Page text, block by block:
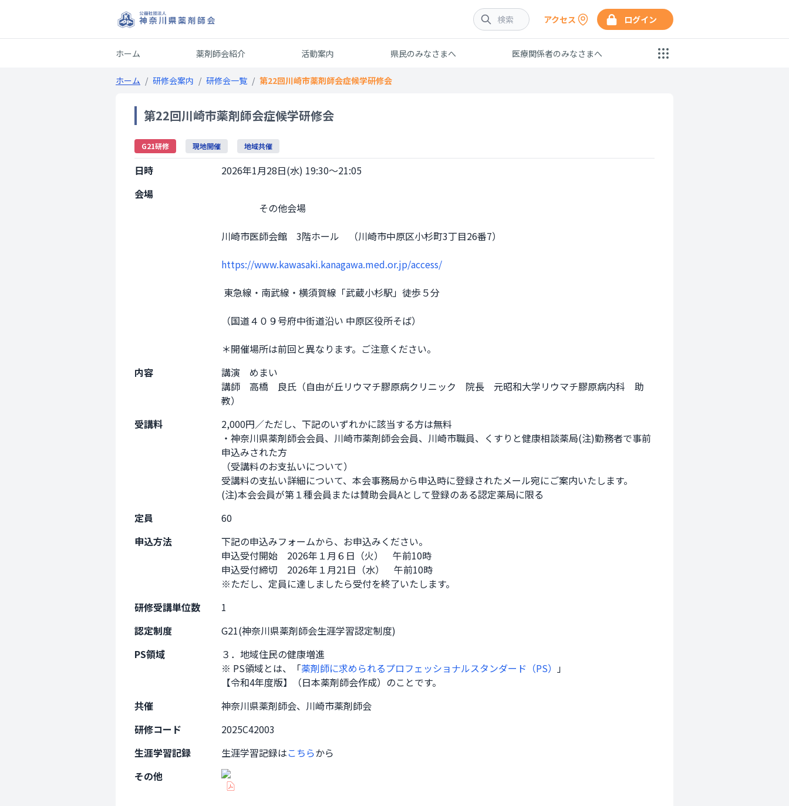
アクセス ログイン
ホーム 薬剤師会紹介 活動案内 県民のみなさまへ 医療関係者のみなさまへ
ホーム / 研修会案内 / 研修会一覧 / 第22回川崎市薬剤師会症候学研修会
第22回川崎市薬剤師会症候学研修会
G21研修 現地開催 地域共催
日時
2026年1月28日(水) 19:30～21:05
会場
川崎市医師会館　3階ホール　（川崎市中原区小杉町3丁目26番7）
https://www.kawasaki.kanagawa.med.or.jp/access/
東急線・南武線・横須賀線「武蔵小杉駅」徒歩５分
（国道４０９号府中街道沿い 中原区役所そば）
＊開催場所は前回と異なります。ご注意ください。
内容
講演　めまい
講師　高橋　良氏（自由が丘リウマチ膠原病クリニック　院長　元昭和大学リウマチ膠原病内科　助
教）
受講料
2,000円／ただし、下記のいずれかに該当する方は無料
・神奈川県薬剤師会会員、川崎市薬剤師会会員、川崎市職員、くすりと健康相談薬局(注)勤務者で事前
申込みされた方
（受講料のお支払いについて）
受講料の支払い詳細について、本会事務局から申込時に登録されたメール宛にご案内いたします。
(注)本会会員が第１種会員または賛助会員Aとして登録のある認定薬局に限る
定員
60
申込方法
下記の申込みフォームから、お申込みください。
申込受付開始　2026年１月６日（火）　午前10時
申込受付締切　2026年１月21日（水）　午前10時
※ただし、定員に達しましたら受付を終了いたします。
研修受講単位数
1
認定制度
G21(神奈川県薬剤師会生涯学習認定制度)
PS領域
３．地域住民の健康増進
※ PS領域とは、「薬剤師に求められるプロフェッショナルスタンダード（PS） 」
【令和4年度版】（日本薬剤師会作成）のことです。
共催
神奈川県薬剤師会、川崎市薬剤師会
研修コード
2025C42003
生涯学習記録
生涯学習記録はこちらから
その他